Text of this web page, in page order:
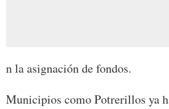
n la asignación de fondos.
Municipios como Potrerillos ya